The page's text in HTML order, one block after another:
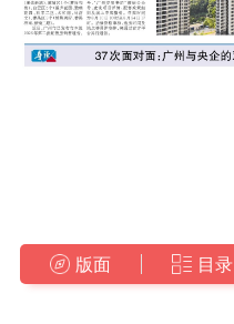
版面 目录